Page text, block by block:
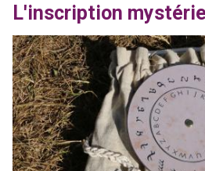
L'inscription